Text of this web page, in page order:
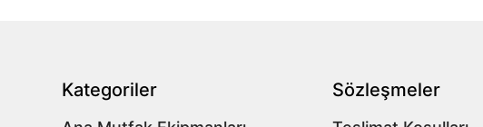
Kategoriler Sözleşmeler